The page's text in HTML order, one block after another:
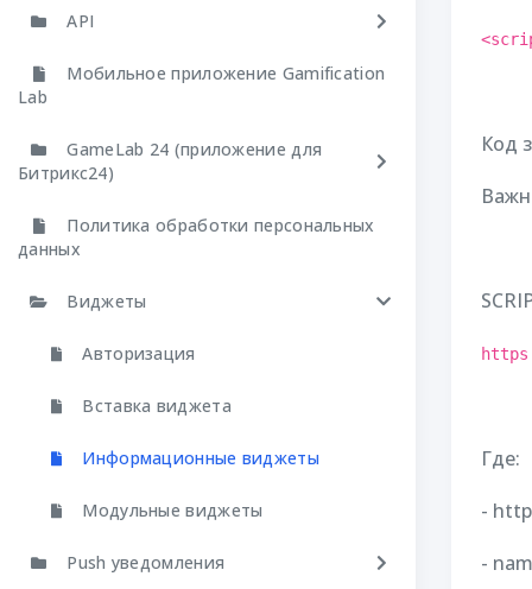
API
Мобильное приложение Gamification
Lab
GameLab 24 (приложение для
Битрикс24)
Политика обработки персональных
данных
Виджеты
Авторизация
Вставка виджета
Информационные виджеты
Модульные виджеты
Push уведомления
Код
Где:
-
-